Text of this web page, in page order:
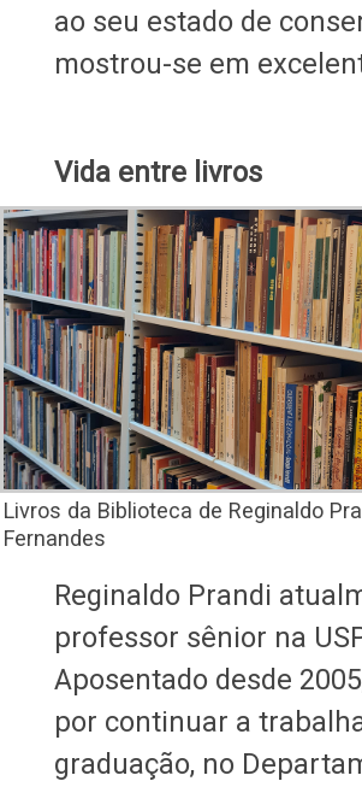
ao seu estado de
mostrou-se em
Vida entre livros
Livros da Biblioteca de Reginaldo
Fernandes
Reginaldo Prandi
professor sênior na
Aposentado desde
por continuar a
graduação, no